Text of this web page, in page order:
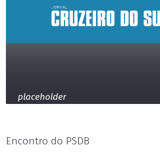
placeholder
Encontro do PSDB